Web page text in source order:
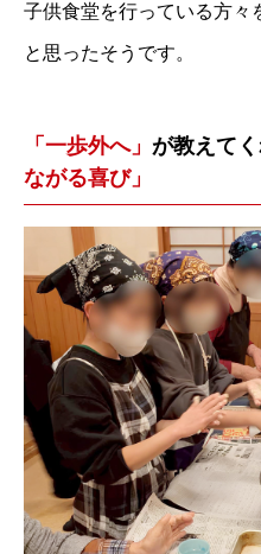
子供食堂を行っている方々
と思ったそうです。
「一歩外へ」 が教えてく
ながる喜び」